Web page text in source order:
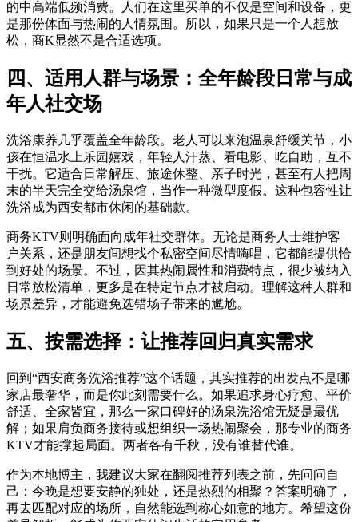
的中高端低频消费。人们在这里买单的不仅是空间和设备，更
是那份体面与热闹的人情氛围。所以，如果只是一个人想放
松，商K显然不是合适选项。
四、适用人群与场景：全年龄段日常与成
年人社交场
洗浴康养几乎覆盖全年龄段。老人可以来泡温泉舒缓关节，小
孩在恒温水上乐园嬉戏，年轻人汗蒸、看电影、吃自助，互不
干扰。它适合日常解压、旅途休整、亲子时光，甚至有人把周
末的半天完全交给汤泉馆，当作一种微型度假。这种包容性让
洗浴成为西安都市休闲的基础款。
商务KTV则明确面向成年社交群体。无论是商务人士维护客
户关系，还是朋友间想找个私密空间尽情嗨唱，它都能提供恰
到好处的场景。不过，因其热闹属性和消费特点，很少被纳入
日常放松清单，更多是在特定节点才被启动。理解这种人群和
场景差异，才能避免选错场子带来的尴尬。
五、按需选择：让推荐回归真实需求
回到“西安商务洗浴推荐”这个话题，其实推荐的出发点不是哪
家店最奢华，而是你此刻需要什么。如果追求身心疗愈、平价
舒适、全家皆宜，那么一家口碑好的汤泉洗浴馆无疑是最优
解；如果肩负商务接待或想组织一场热闹聚会，那专业的商务
KTV才能撑起局面。两者各有千秋，没有谁替代谁。
作为本地博主，我建议大家在翻阅推荐列表之前，先问问自
己：今晚是想要安静的独处，还是热烈的相聚？答案明确了，
再去匹配对应的场所，自然能选到称心如意的地方。希望这份